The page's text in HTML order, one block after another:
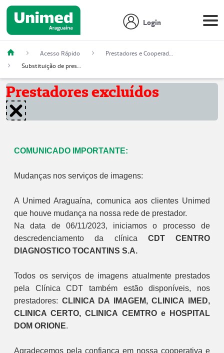
Login
Acesso Rápido
Prestadores excluídos
COMUNICADO IMPORTANTE:
Mudanças nos serviços de imagens:
A Unimed Araguaína, comunica aos clientes Unimed
que houve mudança na nossa rede de prestador.
Na data de 06/11/2023, iniciamos o processo de
descredenciamento da clínica CDT CENTRO
DIAGNOSTICO TOCANTINS S.A.
Todos os serviços de imagens atualmente prestados
pela Clínica CDT também estão disponíveis, nos
prestadores: CLINICA DA IMAGEM, CLINICA IMED,
CLINICA CERTO, CLINICA CEMTRO e HOSPITAL
DOM ORIONE.
Agradecemos pela confiança em nossa cooperativa e